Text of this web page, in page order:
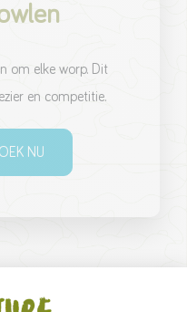
om elke worp. Dit
en competitie.
NU